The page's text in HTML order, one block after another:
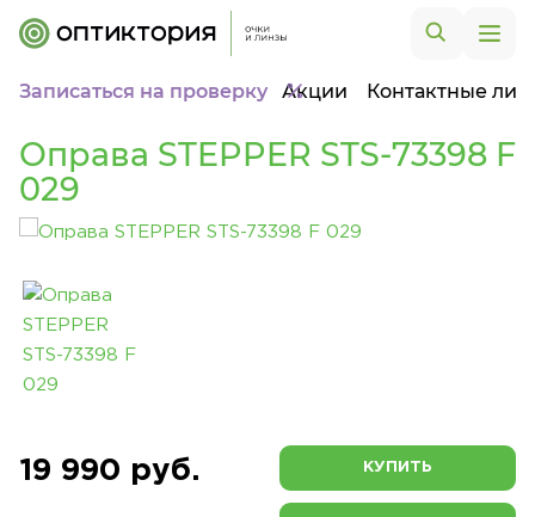
Записаться на проверку Акции Контактные
Оправа STEPPER STS-73398 F
029
19 990 руб. КУПИТЬ